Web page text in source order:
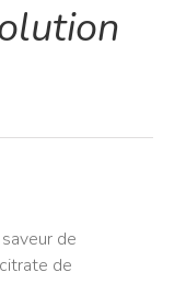
de
de